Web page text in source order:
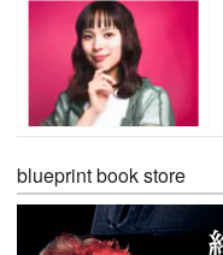
blueprint book store